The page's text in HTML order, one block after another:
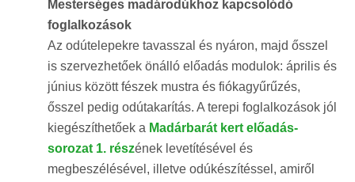
Mesterséges madárodúkhoz kapcsolódó
foglalkozások
Az odútelepekre tavasszal és nyáron, majd ősszel
is szervezhetőek önálló előadás modulok: április és
június között fészek mustra és fiókagyűrűzés,
ősszel pedig odútakarítás. A terepi foglalkozások jól
kiegészíthetőek a Madárbarát kert előadás-
sorozat 1. részének levetítésével és
megbeszélésével, illetve odúkészítéssel, amiről